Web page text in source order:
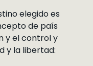
elegido es
de país
y el control y
y la libertad: